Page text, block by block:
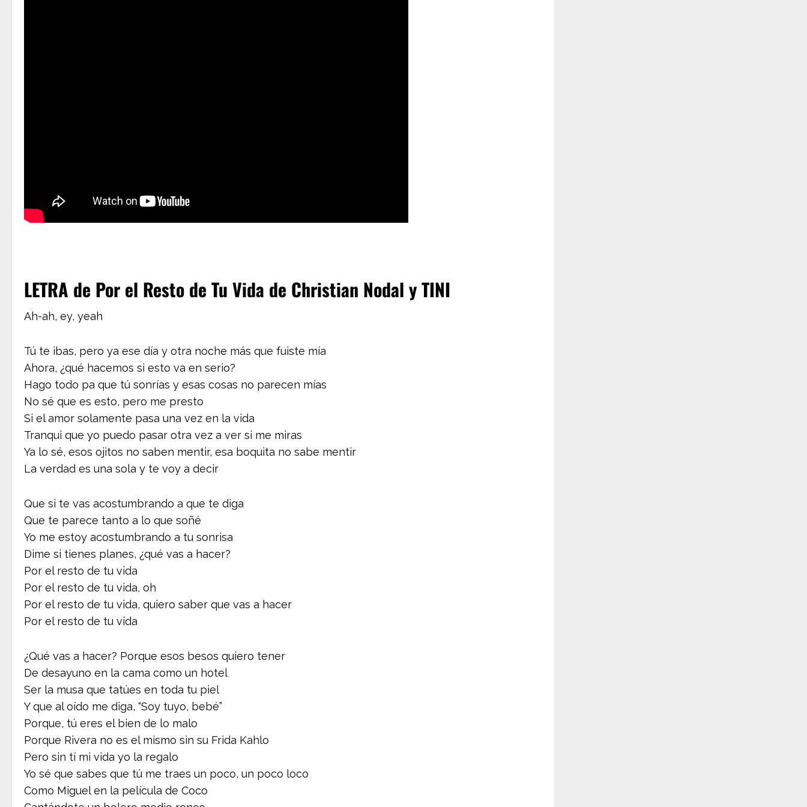
LETRA de Por el Resto de Tu Vida de Christian Nodal y TINI
Ah-ah, ey, yeah
Tú te ibas, pero ya ese día y otra noche más que fuiste mía
Ahora, ¿qué hacemos si esto va en serio?
Hago todo pa que tú sonrías y esas cosas no parecen mías
No sé que es esto, pero me presto
Si el amor solamente pasa una vez en la vida
Tranqui que yo puedo pasar otra vez a ver si me miras
Ya lo sé, esos ojitos no saben mentir, esa boquita no sabe mentir
La verdad es una sola y te voy a decir
Que si te vas acostumbrando a que te diga
Que te parece tanto a lo que soñé
Yo me estoy acostumbrando a tu sonrisa
Dime si tienes planes, ¿qué vas a hacer?
Por el resto de tu vida
Por el resto de tu vida, oh
Por el resto de tu vida, quiero saber que vas a hacer
Por el resto de tu vida
¿Qué vas a hacer? Porque esos besos quiero tener
De desayuno en la cama como un hotel
Ser la musa que tatúes en toda tu piel
Y que al oído me diga, “Soy tuyo, bebé”
Porque, tú eres el bien de lo malo
Porque Rivera no es el mismo sin su Frida Kahlo
Pero sin tí mi vida yo la regalo
Yo sé que sabes que tú me traes un poco, un poco loco
Como Miguel en la película de Coco